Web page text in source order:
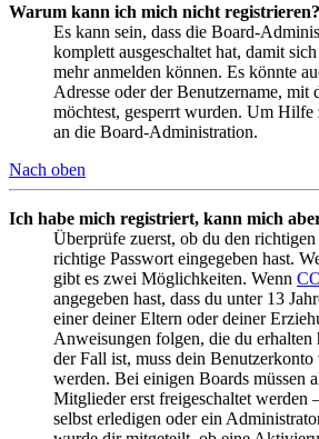
Warum kann ich mich nicht registrieren?
Es kann sein, dass die Board-
komplett ausgeschaltet hat, damit
mehr anmelden können. Es könnte
Adresse oder der Benutzername, mit
möchtest, gesperrt wurden. Um Hilfe
an die Board-Administration.
Nach oben
Ich habe mich registriert, kann mich
Überprüfe zuerst, ob du den
richtige Passwort eingegeben hast.
gibt es zwei Möglichkeiten. Wenn
angegeben hast, dass du unter 13
einer deiner Eltern oder deiner
Anweisungen folgen, die du erhalten
der Fall ist, muss dein
werden. Bei einigen Boards müssen
Mitglieder erst freigeschaltet werden
selbst erledigen oder ein